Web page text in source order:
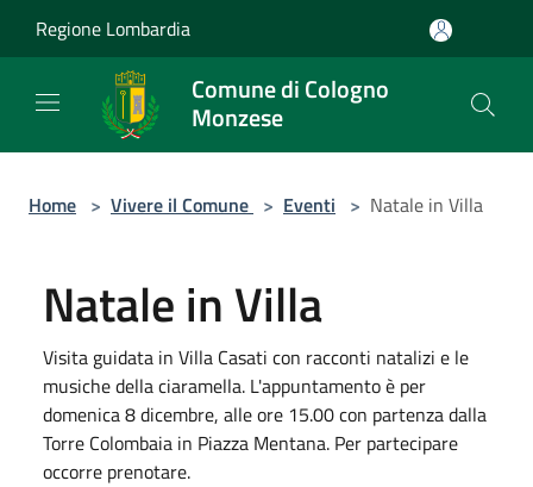
Regione Lombardia
Comune di Cologno
Monzese
Home > Vivere il Comune > Eventi > Natale in Villa
Natale in Villa
Visita guidata in Villa Casati con racconti natalizi e le
musiche della ciaramella. L'appuntamento è per
domenica 8 dicembre, alle ore 15.00 con partenza dalla
Torre Colombaia in Piazza Mentana. Per partecipare
occorre prenotare.